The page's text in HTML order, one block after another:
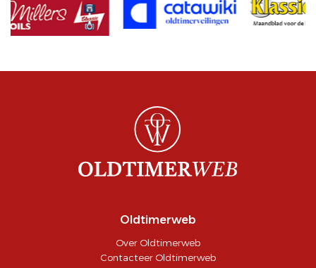
Oldtimerweb
Over Oldtimerweb
Contacteer Oldtimerweb